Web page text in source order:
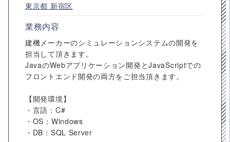
東京都 新宿区
業務内容
建機メーカーのシミュレーションシステムの開発を
担当して頂きます。
JavaのWebアプリケーション開発とJavaScriptでの
フロントエンド開発の両方をご担当頂きます。
【開発環境】
・言語：C#
・OS：Windows
・DB：SQL Server